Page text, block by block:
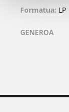
Formatua: LP
GENEROA